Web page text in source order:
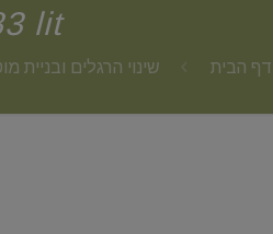
lit
דף הבית שינוי הרגלים